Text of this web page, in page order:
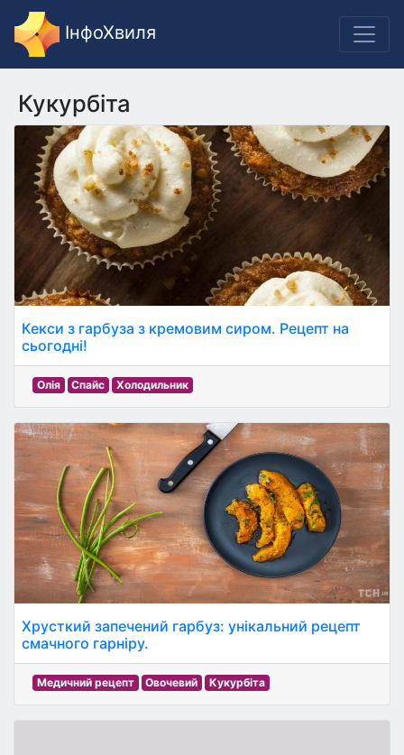
ІнфоХвиля
Кукурбіта
Кекси з гарбуза з кремовим сиром. Рецепт на
сьогодні!
Олія Спайс Холодильник
Хрусткий запечений гарбуз: унікальний рецепт
смачного гарніру.
Медичний рецепт Овочевий Кукурбіта